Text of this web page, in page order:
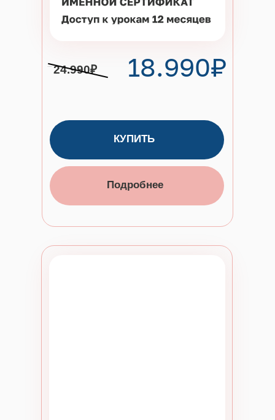
18.990₽
24.990₽
КУПИТЬ
Подробнее